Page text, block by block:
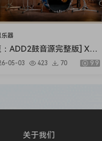
massive virtual
20 and Roland TB-
to meticulous
filter, while the
massive virtual
乐器
ADD2鼓音源完整版] XLN
Addictive Drums 2 Comp
FIXED ONLY-R2R
05-03 423 70 9.9
关于我们